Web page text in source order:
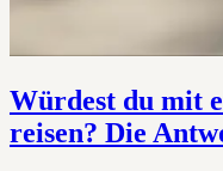
Würdest du mit
reisen? Die